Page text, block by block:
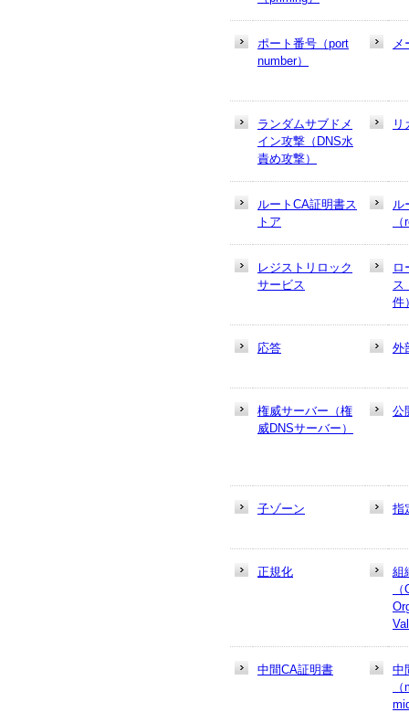
ポート番号（port
number）
メ
ランダムサブドメ
イン攻撃（DNS水
責め攻撃）
リ
ルートCA証明書ス
トア
ル
レジストリロック
サービス
ロ
ス
件
応答 外
権威サーバー（権
威DNSサーバー）
公
子ゾーン 指
正規化
組
中間CA証明書
中